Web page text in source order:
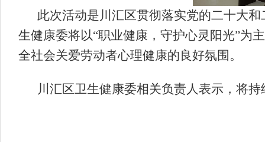
此次活动是川汇区贯彻落实党的二十大
生健康委将以“职业健康，守护心灵阳光”为
全社会关爱劳动者心理健康的良好氛围。
川汇区卫生健康委相关负责人表示，将